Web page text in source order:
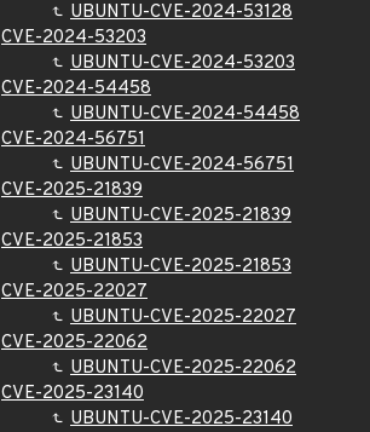
UBUNTU-CVE-2024-53128
CVE-2024-53203
UBUNTU-CVE-2024-53203
CVE-2024-54458
UBUNTU-CVE-2024-54458
CVE-2024-56751
UBUNTU-CVE-2024-56751
CVE-2025-21839
UBUNTU-CVE-2025-21839
CVE-2025-21853
UBUNTU-CVE-2025-21853
CVE-2025-22027
UBUNTU-CVE-2025-22027
CVE-2025-22062
UBUNTU-CVE-2025-22062
CVE-2025-23140
UBUNTU-CVE-2025-23140